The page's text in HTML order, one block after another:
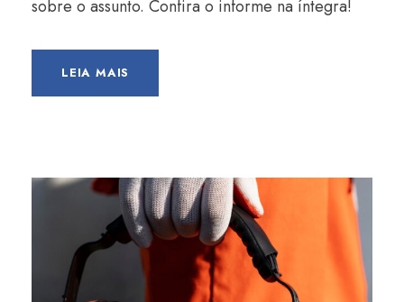
sobre o assunto. Confira o informe na íntegra!
LEIA MAIS